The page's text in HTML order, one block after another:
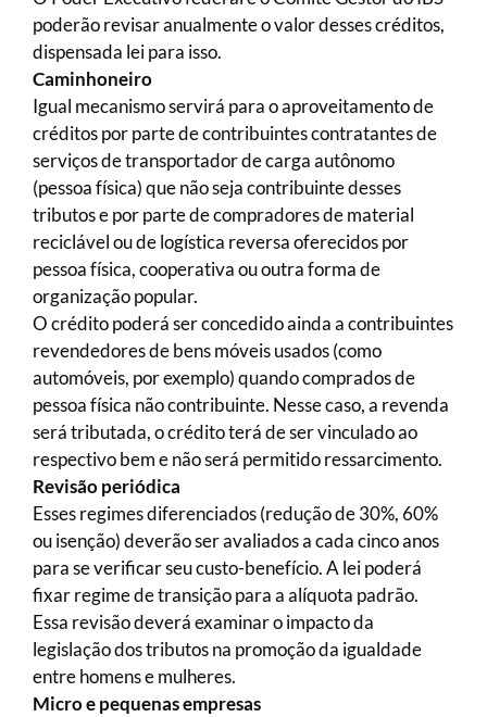
poderão revisar anualmente o valor desses créditos,
dispensada lei para isso.
Caminhoneiro
Igual mecanismo servirá para o aproveitamento de
créditos por parte de contribuintes contratantes de
serviços de transportador de carga autônomo
(pessoa física) que não seja contribuinte desses
tributos e por parte de compradores de material
reciclável ou de logística reversa oferecidos por
pessoa física, cooperativa ou outra forma de
organização popular.
O crédito poderá ser concedido ainda a contribuintes
revendedores de bens móveis usados (como
automóveis, por exemplo) quando comprados de
pessoa física não contribuinte. Nesse caso, a revenda
será tributada, o crédito terá de ser vinculado ao
respectivo bem e não será permitido ressarcimento.
Revisão periódica
Esses regimes diferenciados (redução de 30%, 60%
ou isenção) deverão ser avaliados a cada cinco anos
para se verificar seu custo-benefício. A lei poderá
fixar regime de transição para a alíquota padrão.
Essa revisão deverá examinar o impacto da
legislação dos tributos na promoção da igualdade
entre homens e mulheres.
Micro e pequenas empresas